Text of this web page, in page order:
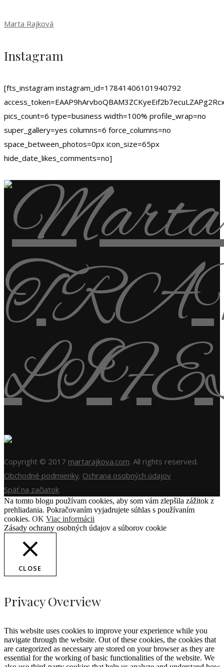
Marta Rajková
Instagram
[fts_instagram instagram_id=17841406101940792
pics_count=6 type=business width=100% profile_wrap=no
super_gallery=yes columns=6 force_columns=no
space_between_photos=0px icon_size=65px
hide_date_likes_comments=no]
Copyright © 2017 martarajkova.com. All rights reserved.
Obchodné podmienky. Ochrana osobných údajov
Späť na začiatok
Na tomto blogu používam cookies, aby som vám zlepšila zážitok z
prehliadania. Pokračovaním vyjadrujete súhlas s používaním
cookies. OK Viac informácii
Zásady ochrany osobných údajov a súborov cookie
CLOSE
Privacy Overview
This website uses cookies to improve your experience while you
navigate through the website. Out of these cookies, the cookies that
are categorized as necessary are stored on your browser as they are
essential for the working of basic functionalities of the website. We